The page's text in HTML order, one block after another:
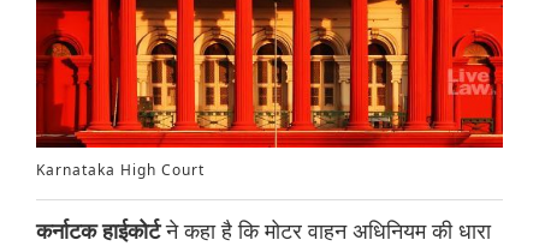
Karnataka High Court
कर्नाटक हाईकोर्टने कहा है कि मोटर वाहन अधिनियम की धारा